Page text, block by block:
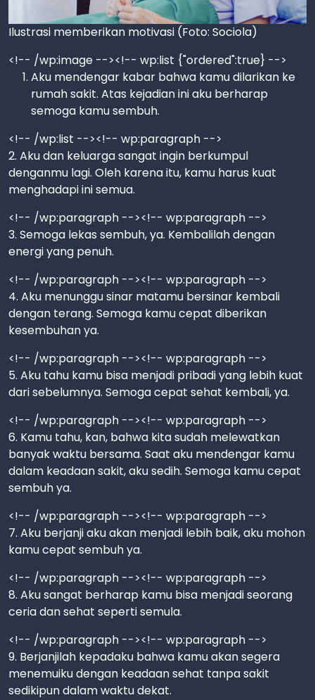
Ilustrasi memberikan motivasi (Foto: Sociola)
<!-- /wp:image --><!-- wp:list {"ordered":true} -->
Aku mendengar kabar bahwa kamu dilarikan ke
rumah sakit. Atas kejadian ini aku berharap
semoga kamu sembuh.
<!-- /wp:list --><!-- wp:paragraph -->
2. Aku dan keluarga sangat ingin berkumpul
denganmu lagi. Oleh karena itu, kamu harus kuat
menghadapi ini semua.
<!-- /wp:paragraph --><!-- wp:paragraph -->
3. Semoga lekas sembuh, ya. Kembalilah dengan
energi yang penuh.
<!-- /wp:paragraph --><!-- wp:paragraph -->
4. Aku menunggu sinar matamu bersinar kembali
dengan terang. Semoga kamu cepat diberikan
kesembuhan ya.
<!-- /wp:paragraph --><!-- wp:paragraph -->
5. Aku tahu kamu bisa menjadi pribadi yang lebih kuat
dari sebelumnya. Semoga cepat sehat kembali, ya.
<!-- /wp:paragraph --><!-- wp:paragraph -->
6. Kamu tahu, kan, bahwa kita sudah melewatkan
banyak waktu bersama. Saat aku mendengar kamu
dalam keadaan sakit, aku sedih. Semoga kamu cepat
sembuh ya.
<!-- /wp:paragraph --><!-- wp:paragraph -->
7. Aku berjanji aku akan menjadi lebih baik, aku mohon
kamu cepat sembuh ya.
<!-- /wp:paragraph --><!-- wp:paragraph -->
8. Aku sangat berharap kamu bisa menjadi seorang
ceria dan sehat seperti semula.
<!-- /wp:paragraph --><!-- wp:paragraph -->
9. Berjanjilah kepadaku bahwa kamu akan segera
menemuiku dengan keadaan sehat tanpa sakit
sedikipun dalam waktu dekat.